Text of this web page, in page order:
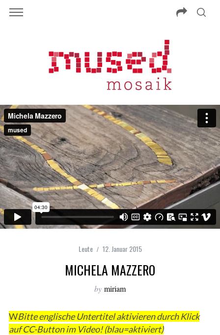
Leute 12. Januar 2015
MICHELA MAZZERO
by miriam
WBitte englische Untertitel aktivieren durch Klick
auf CC-Button im Video! (blau=aktiviert)